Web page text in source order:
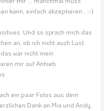
kann, einfach akzeptieren… ;-)
Und so sprach mich das
an, ob ich nicht auch Lust
war nicht mein
mir auf Anhieb
ein paar Fotos aus dem
Dank an Mia und Andy.